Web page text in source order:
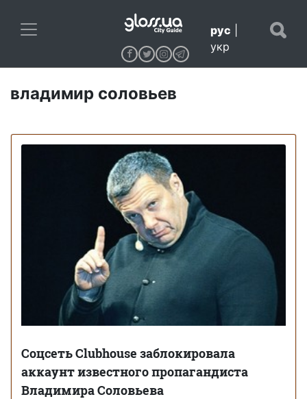
рус
укр
владимир соловьев
Соцсеть Clubhouse заблокировала
аккаунт известного пропагандиста
Владимира Соловьева